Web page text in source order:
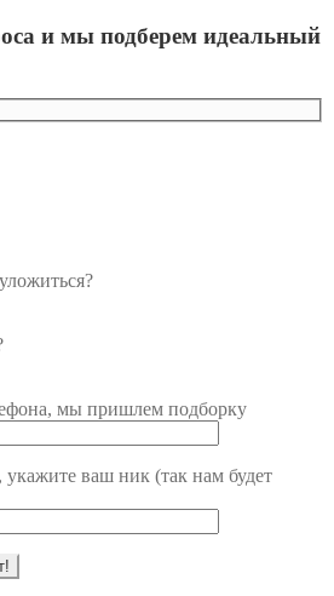
и мы подберем идеальный
мы пришлем подборку
ваш ник (так нам будет